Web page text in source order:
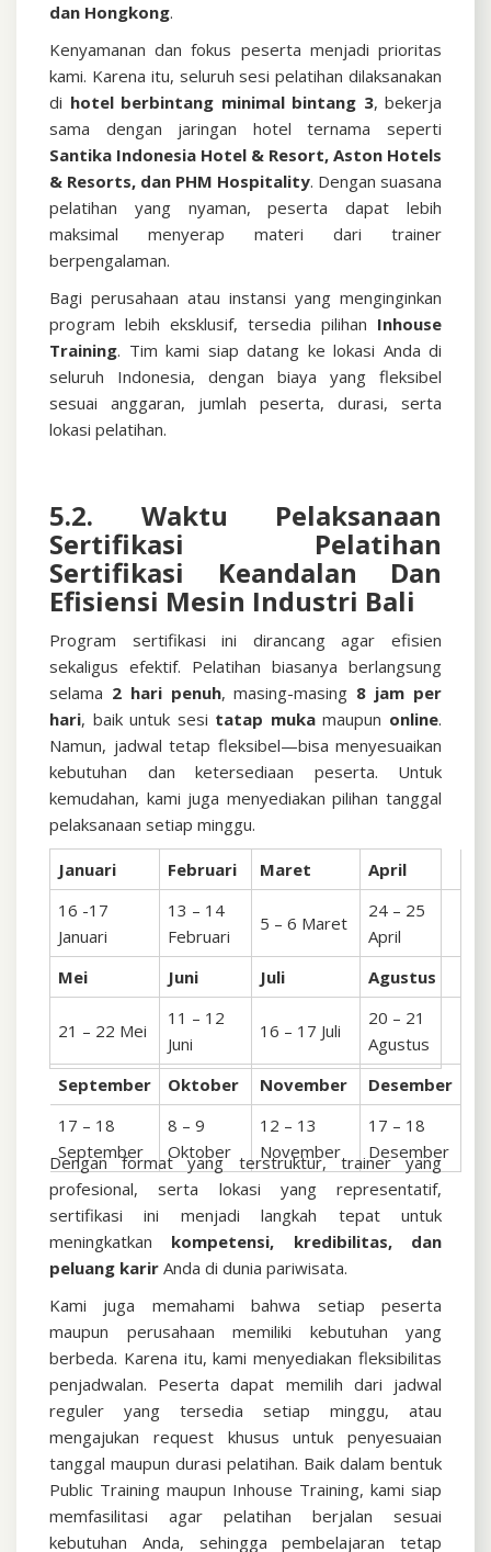
dan Hongkong.
Kenyamanan dan fokus peserta menjadi prioritas
kami. Karena itu, seluruh sesi pelatihan dilaksanakan
di hotel berbintang minimal bintang 3, bekerja
sama dengan jaringan hotel ternama seperti
Santika Indonesia Hotel & Resort, Aston Hotels
& Resorts, dan PHM Hospitality. Dengan suasana
pelatihan yang nyaman, peserta dapat lebih
maksimal menyerap materi dari trainer
berpengalaman.
Bagi perusahaan atau instansi yang menginginkan
program lebih eksklusif, tersedia pilihan Inhouse
Training. Tim kami siap datang ke lokasi Anda di
seluruh Indonesia, dengan biaya yang fleksibel
sesuai anggaran, jumlah peserta, durasi, serta
lokasi pelatihan.
5.2. Waktu Pelaksanaan
Sertifikasi Pelatihan
Sertifikasi Keandalan Dan
Efisiensi Mesin Industri Bali
Program sertifikasi ini dirancang agar efisien
sekaligus efektif. Pelatihan biasanya berlangsung
selama 2 hari penuh, masing-masing 8 jam per
hari, baik untuk sesi tatap mukamaupun online.
Namun, jadwal tetap fleksibel—bisa menyesuaikan
kebutuhan dan ketersediaan peserta. Untuk
kemudahan, kami juga menyediakan pilihan tanggal
pelaksanaan setiap minggu.
Januari Februari Maret
April
16 -17
Januari
13 – 14
Februari
5 – 6 Maret
24 – 25
April
Mei
Juni Juli Agustus
21 – 22 Mei
11 – 12
Juni
16 – 17 Juli
20 – 21
Agustus
September
Oktober November
Desember
17 – 18
September
8 – 9
Oktober
12 – 13
November
17 – 18
Desember
Dengan format yang terstruktur, trainer yang
profesional, serta lokasi yang representatif,
sertifikasi ini menjadi langkah tepat untuk
meningkatkan kompetensi, kredibilitas, dan
peluang karir Anda di dunia pariwisata.
Kami juga memahami bahwa setiap peserta
maupun perusahaan memiliki kebutuhan yang
berbeda. Karena itu, kami menyediakan fleksibilitas
penjadwalan. Peserta dapat memilih dari jadwal
reguler yang tersedia setiap minggu, atau
mengajukan request khusus untuk penyesuaian
tanggal maupun durasi pelatihan. Baik dalam bentuk
Public Training maupun Inhouse Training, kami siap
memfasilitasi agar pelatihan berjalan sesuai
kebutuhan Anda, sehingga pembelajaran tetap